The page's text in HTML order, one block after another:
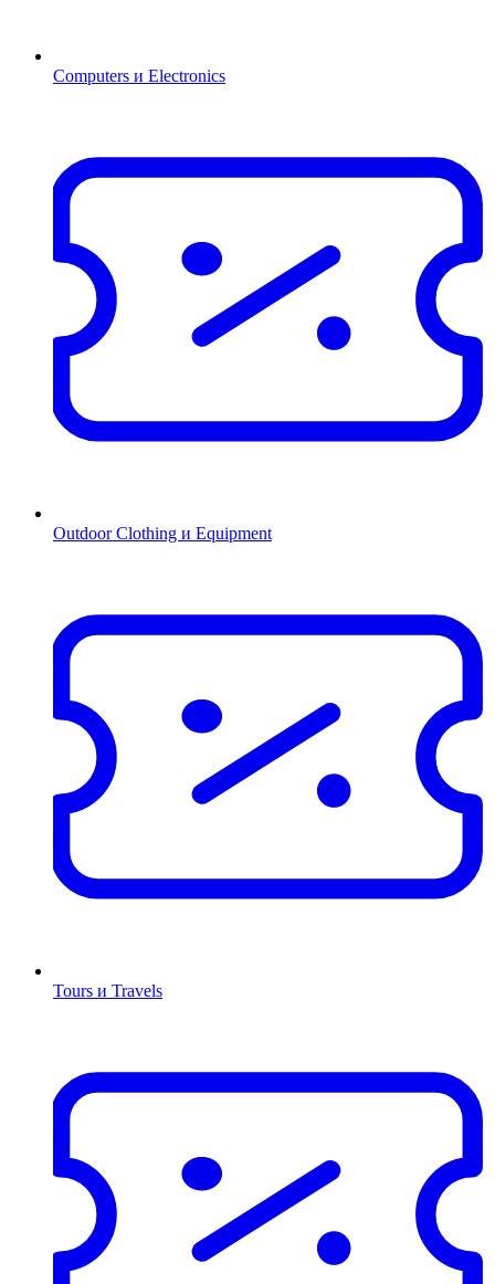
Computers и Electronics
Outdoor Clothing и Equipment
Tours и Travels